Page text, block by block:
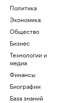
Политика
Экономика
Общество
Бизнес
Технологии и
медиа
Финансы
Биографии
База знаний